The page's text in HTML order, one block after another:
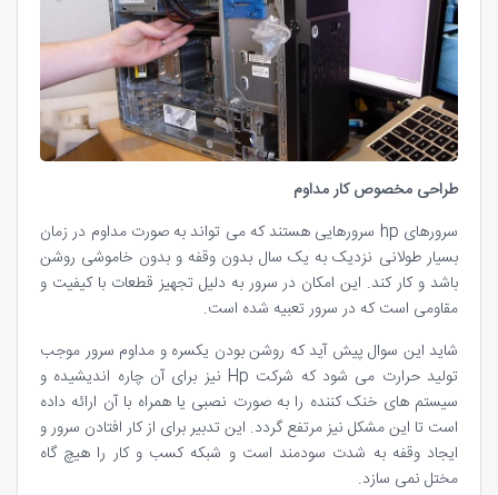
طراحی مخصوص کار مداوم
سرورهای hp سرورهایی هستند که می تواند به صورت مداوم در زمان
بسیار طولانی نزدیک به یک سال بدون وقفه و بدون خاموشی روشن
باشد و کار کند. این امکان در سرور به دلیل تجهیز قطعات با کیفیت و
مقاومی است که در سرور تعبیه شده است.
شاید این سوال پیش آید که روشن بودن یکسره و مداوم سرور موجب
تولید حرارت می شود که شرکت Hp نیز برای آن چاره اندیشیده و
سیستم های خنک کننده را به صورت نصبی یا همراه با آن ارائه داده
است تا این مشکل نیز مرتفع گردد. این تدبیر برای از کار افتادن سرور و
ایجاد وقفه به شدت سودمند است و شبکه کسب و کار را هیچ گاه
مختل نمی سازد.